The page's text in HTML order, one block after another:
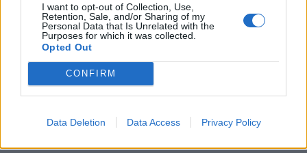
I want to opt-out of Collection, Use,
Retention, Sale, and/or Sharing of my
Personal Data that Is Unrelated with the
Purposes for which it was collected.
Opted Out
CONFIRM
Data Deletion Data Access Privacy Policy